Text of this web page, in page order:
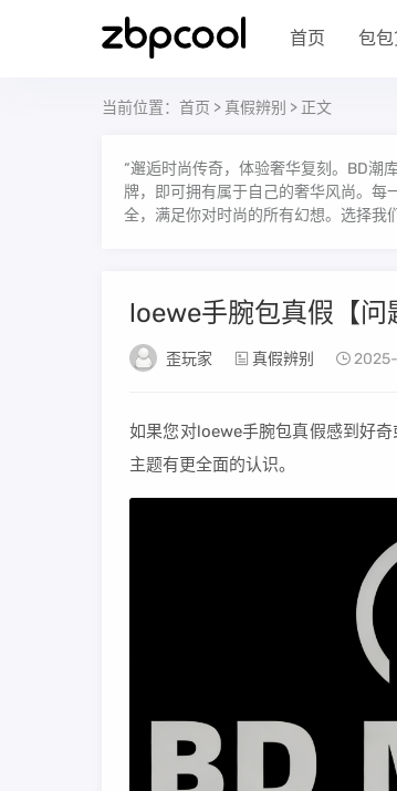
首页 包
当前位置： 首页 > 真假辨别 > 正文
“邂逅时尚传奇，体验奢华复刻。BD潮
牌，即可拥有属于自己的奢华风尚。每
全，满足你对时尚的所有幻想。选择我
loewe手腕包真假【问
歪玩家 真假辨别
如果您对loewe手腕包真假感到好
主题有更全面的认识。